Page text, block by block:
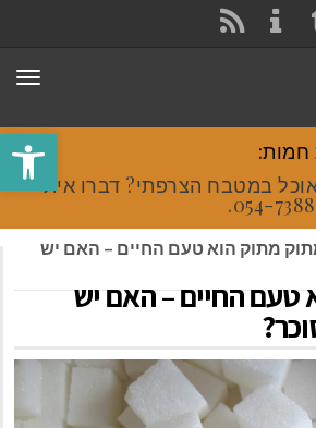
פתח
חמות:
במטבח הצרפתי? דברו איתי
מתוק הוא טעם החיים – האם יש
טעם החיים – האם יש